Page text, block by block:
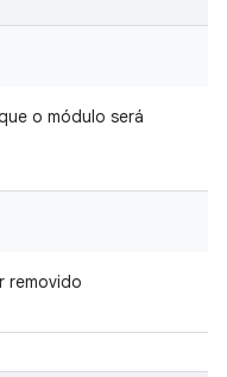
o módulo será
removido